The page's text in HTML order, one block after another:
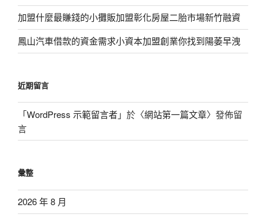
加盟什麼最賺錢的小攤販加盟彰化房屋二胎市場新竹融資
鳳山汽車借款的資金需求小資本加盟創業你找到陽萎早洩
近期留言
「WordPress 示範留言者」於〈網站第一篇文章〉發佈留
言
彙整
2026 年 8 月